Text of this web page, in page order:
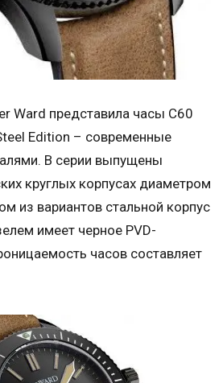
Ward представила часы C60
Edition – современные
В серии выпущены
круглых корпусах диаметром
из вариантов стальной корпус
имеет черное PVD-
часов составляет